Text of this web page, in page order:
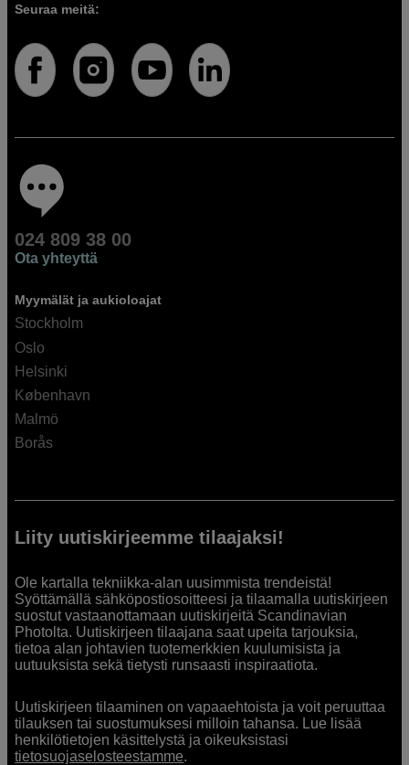
Seuraa meitä:
024 809 38 00
Ota yhteyttä
Myymälät ja aukioloajat
Stockholm
Oslo
Helsinki
København
Malmö
Borås
Liity uutiskirjeemme tilaajaksi!
Ole kartalla tekniikka-alan uusimmista trendeistä!
Syöttämällä sähköpostiosoitteesi ja tilaamalla uutiskirjeen
suostut vastaanottamaan uutiskirjeitä Scandinavian
Photolta. Uutiskirjeen tilaajana saat upeita tarjouksia,
tietoa alan johtavien tuotemerkkien kuulumisista ja
uutuuksista sekä tietysti runsaasti inspiraatiota.
Uutiskirjeen tilaaminen on vapaaehtoista ja voit peruuttaa
tilauksen tai suostumuksesi milloin tahansa. Lue lisää
henkilötietojen käsittelystä ja oikeuksistasi
tietosuojaselosteestamme.